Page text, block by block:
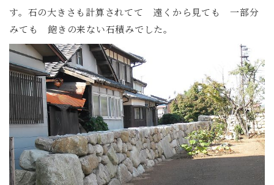
す。石の大きさも計算されてて 遠くから見ても 一部分
みても 飽きの来ない石積みでした。